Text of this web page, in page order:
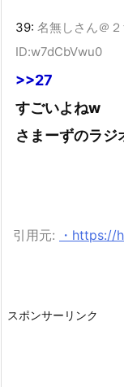
39: 名無しさん＠
ID:w7dCbVwu0
>>27
すごいよねw
さまーずのラジ
引用元:
・https://
スポンサーリンク